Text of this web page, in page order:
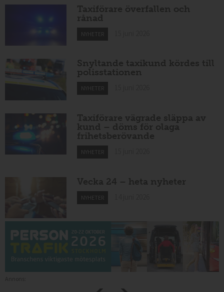
Taxiförare överfallen och
rånad
NYHETER
Snyltande taxikund kördes till
polisstationen
NYHETER
Taxiförare vägrade släppa av
kund – döms för olaga
frihetsberövande
NYHETER
Vecka 24 – heta nyheter
NYHETER